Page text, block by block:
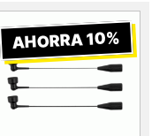
AHORRA 10%
El
precio
original
era:
€8,30.
El
es:
€7,47.